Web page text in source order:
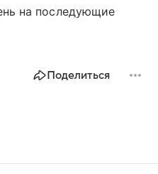
на последующие
Поделиться